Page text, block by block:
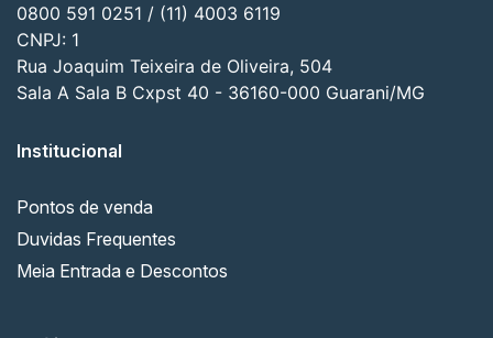
0800 591 0251 / (11) 4003 6119
CNPJ: 1
Rua Joaquim Teixeira de Oliveira, 504
Sala A Sala B Cxpst 40 - 36160-000 Guarani/MG
Institucional
Pontos de venda
Duvidas Frequentes
Meia Entrada e Descontos